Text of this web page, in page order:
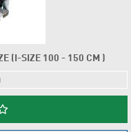
(I-SIZE 100 - 150 CM )